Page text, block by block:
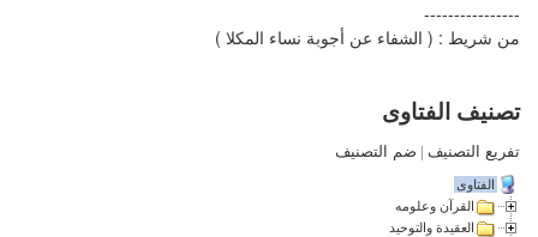
----------------
من شريط : ( الشفاء عن أجوبة نساء المكلا )
تصنيف الفتاوى
تفريع التصنيف | ضم التصنيف
الفتاوى
القرآن وعلومه
العقيدة والتوحيد